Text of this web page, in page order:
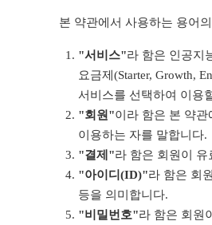
본 약관에서 사용하는 용어
"서비스"라 함은 인공지
요금제(Starter, Growth,
서비스를 선택하여 이용
"회원"이라 함은 본 약
이용하는 자를 말합니다.
"결제"라 함은 회원이
"아이디(ID)"라 함은 회
등을 의미합니다.
"비밀번호"라 함은 회원